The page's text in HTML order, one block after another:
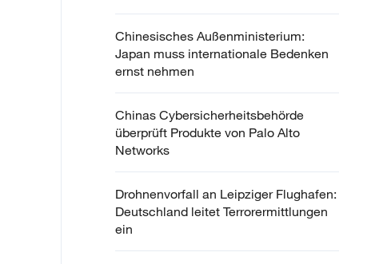
Chinesisches Außenministerium:
Japan muss internationale Bedenken
ernst nehmen
Chinas Cybersicherheitsbehörde
überprüft Produkte von Palo Alto
Networks
Drohnenvorfall an Leipziger Flughafen:
Deutschland leitet Terrorermittlungen
ein